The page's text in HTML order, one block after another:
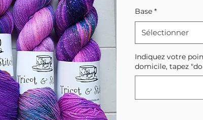
Base *
Sélectionner
Indiquez votre
domicile, tapez